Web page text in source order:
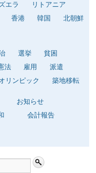
エラ
リトアニア
香港 韓国 北朝鮮
選挙
貧困
法 雇用
派遣
リンピック 築地移転
お知らせ
会計報告